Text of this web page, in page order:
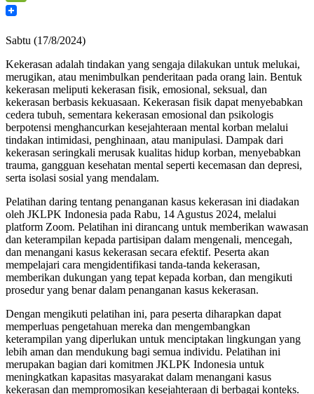
WeChat
Sabtu (17/8/2024)
Kekerasan adalah tindakan yang sengaja dilakukan untuk melukai,
merugikan, atau menimbulkan penderitaan pada orang lain. Bentuk
kekerasan meliputi kekerasan fisik, emosional, seksual, dan
kekerasan berbasis kekuasaan. Kekerasan fisik dapat menyebabkan
cedera tubuh, sementara kekerasan emosional dan psikologis
berpotensi menghancurkan kesejahteraan mental korban melalui
tindakan intimidasi, penghinaan, atau manipulasi. Dampak dari
kekerasan seringkali merusak kualitas hidup korban, menyebabkan
trauma, gangguan kesehatan mental seperti kecemasan dan depresi,
serta isolasi sosial yang mendalam.
Pelatihan daring tentang penanganan kasus kekerasan ini diadakan
oleh JKLPK Indonesia pada Rabu, 14 Agustus 2024, melalui
platform Zoom. Pelatihan ini dirancang untuk memberikan wawasan
dan keterampilan kepada partisipan dalam mengenali, mencegah,
dan menangani kasus kekerasan secara efektif. Peserta akan
mempelajari cara mengidentifikasi tanda-tanda kekerasan,
memberikan dukungan yang tepat kepada korban, dan mengikuti
prosedur yang benar dalam penanganan kasus kekerasan.
Dengan mengikuti pelatihan ini, para peserta diharapkan dapat
memperluas pengetahuan mereka dan mengembangkan
keterampilan yang diperlukan untuk menciptakan lingkungan yang
lebih aman dan mendukung bagi semua individu. Pelatihan ini
merupakan bagian dari komitmen JKLPK Indonesia untuk
meningkatkan kapasitas masyarakat dalam menangani kasus
kekerasan dan mempromosikan kesejahteraan di berbagai konteks.